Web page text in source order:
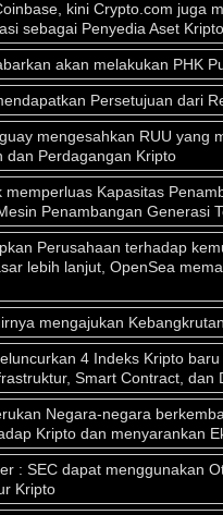
kini Crypto.com juga
sebagai Penyedia Aset
akan melakukan PHK
Persetujuan dari
mengesahkan RUU yang
dan Perdagangan Kripto
memperluas Kapasitas
Penambangan Generasi
Perusahaan terhadap
lebih lanjut, OpenSea
mengajukan
4 Indeks Kripto
Smart Contract, dan
Negara-negara
Kripto dan menyarankan
: SEC dapat menggunakan
Kripto